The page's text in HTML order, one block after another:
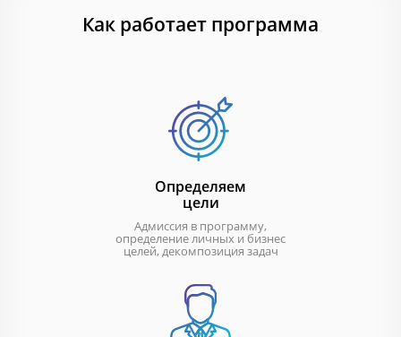
Как работает программа
Определяем
цели
Адмиссия в программу,
определение личных и бизнес
целей, декомпозиция задач